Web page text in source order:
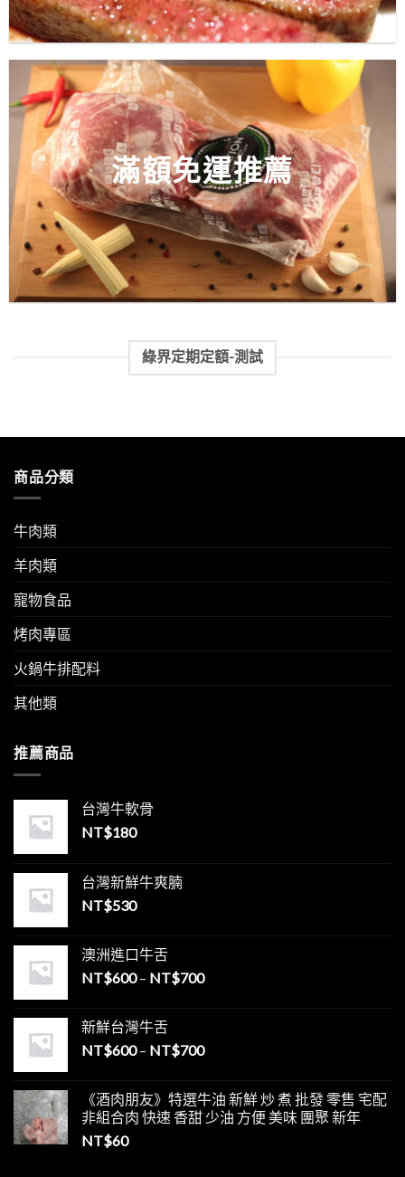
滿額免運推薦
綠界定期定額-測試
商品分類
牛肉類
羊肉類
寵物食品
烤肉專區
火鍋牛排配料
其他類
推薦商品
台灣牛軟骨
NT$180
台灣新鮮牛爽腩
NT$530
澳洲進口牛舌
NT$600– NT$700
新鮮台灣牛舌
NT$600– NT$700
《酒肉朋友》特選牛油 新鮮 炒 煮 批發 零售 宅配
非組合肉 快速 香甜 少油 方便 美味 團聚 新年
NT$60